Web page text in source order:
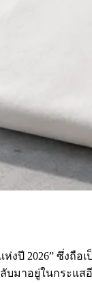
งปี 2026” ซึ่งถือ
มาอยู่ในกระแ